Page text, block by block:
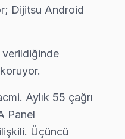
Dijitsu Android
verildiğinde
Aylık 55 çağrı
Panel
Üçüncü